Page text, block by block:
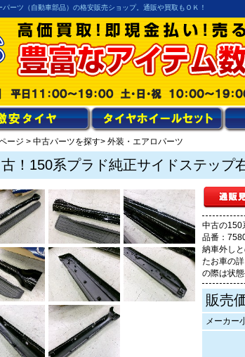
ーツ（自動車部品）の格安販売ショップ。通販や買取もＯＫ！
ージ > 中古パーツを探す> 外装・エアロパーツ
！150系プラド純正サイドステップ
中古の150
品番：
納車外し
たお車の
の際は状
販売
メーカー